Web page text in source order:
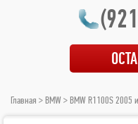
Главная > BMW> BMW R1100S 2005